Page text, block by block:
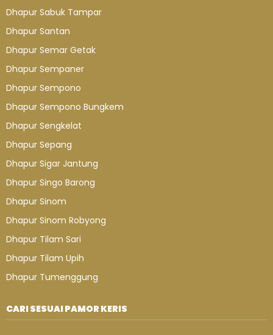
Dhapur Sabuk Tampar
Dhapur Santan
Dhapur Semar Getak
Dhapur Sempaner
Dhapur Sempono
Dhapur Sempono Bungkem
Dhapur Sengkelat
Dhapur Sepang
Dhapur Sigar Jantung
Dhapur Singo Barong
Dhapur Sinom
Dhapur Sinom Robyong
Dhapur Tilam Sari
Dhapur Tilam Upih
Dhapur Tumenggung
CARI SESUAI PAMOR KERIS